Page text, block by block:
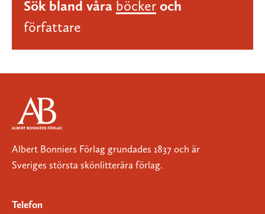
Sök bland våra böcker och
författare
Albert Bonniers Förlag grundades 1837 och är
Sveriges största skönlitterära förlag.
Telefon